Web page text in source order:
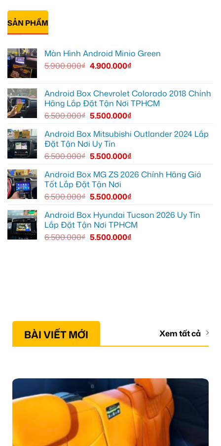
Quận
9
vì
thiếu
ích
Quận
1,
nâng
bi
gầm
ô
Ford
tại
ánh
sáng
tốt
hơn
có
luận
ở
Anh
Camera
trình
XL7
tại
Quận
để
mọi
cung
đường
SẢN PHẨM
Màn Hình Android Minio Green
5.900.000₫ 4.900.000₫
Android Box Chevrolet Colorado 2018 Chính
Hãng Lắp Đặt Tận Nơi TPHCM
6.500.000₫ 5.500.000₫
Android Box Mitsubishi Outlander 2024 Lắp
Đặt Tận Nơi Uy Tín
6.500.000₫ 5.500.000₫
Android Box MG ZS 2026 Chính Hãng Giá
Tốt Lắp Đặt Tận Nơi
6.500.000₫ 5.500.000₫
Android Box Hyundai Tucson 2026 Uy Tín
Lắp Đặt Tận Nơi TPHCM
6.500.000₫ 5.500.000₫
BÀI VIẾT MỚI Xem tất cả